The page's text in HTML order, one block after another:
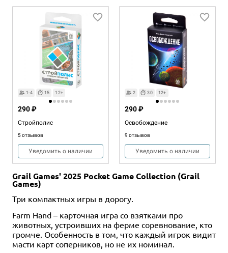
1-4 15 12+
Стройполис
5 отзывов
290 ₽
Уведомить о наличии
2 30 12+
Освобождение
9 отзывов
290 ₽
Уведомить о наличии
Grail Games' 2025 Pocket Game Collection (Grail
Games)
Три компактных игры в дорогу.
Farm Hand – карточная игра со взятками про
животных, устроивших на ферме соревнование, кто
громче. Особенность в том, что каждый игрок видит
масти карт соперников, но не их номинал.